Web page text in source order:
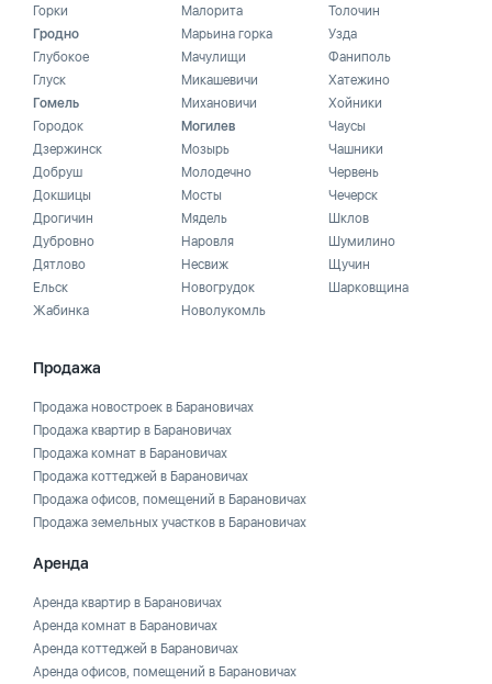
Горки
Гродно
Глубокое
Глуск
Гомель
Городок
Дзержинск
Добруш
Докшицы
Дрогичин
Дубровно
Дятлово
Ельск
Жабинка
Малорита
Марьина горка
Мачулищи
Микашевичи
Михановичи
Могилев
Мозырь
Молодечно
Мосты
Мядель
Наровля
Несвиж
Новогрудок
Новолукомль
Толочин
Узда
Фаниполь
Хатежино
Хойники
Чаусы
Чашники
Червень
Чечерск
Шклов
Шумилино
Щучин
Шарковщина
Продажа
Продажа новостроек в Барановичах
Продажа квартир в Барановичах
Продажа комнат в Барановичах
Продажа коттеджей в Барановичах
Продажа офисов, помещений в Барановичах
Продажа земельных участков в Барановичах
Аренда
Аренда квартир в Барановичах
Аренда комнат в Барановичах
Аренда коттеджей в Барановичах
Аренда офисов, помещений в Барановичах